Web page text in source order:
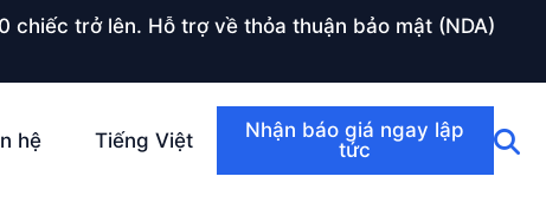
trở lên. Hỗ trợ về thỏa thuận bảo mật (NDA)
hệ Tiếng Việt
Nhận báo giá ngay lập
tức